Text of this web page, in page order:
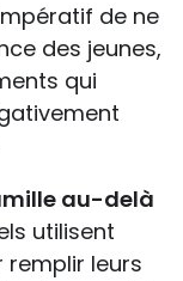
de ne
des jeunes,
qui
au-delà
utilisent
leurs